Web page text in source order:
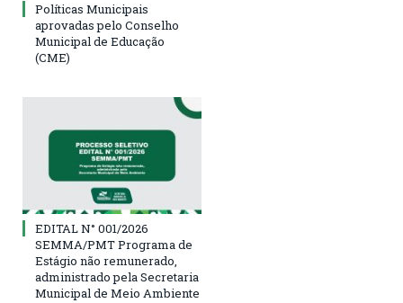
Políticas Municipais
aprovadas pelo Conselho
Municipal de Educação
(CME)
EDITAL N° 001/2026
SEMMA/PMT Programa de
Estágio não remunerado,
administrado pela Secretaria
Municipal de Meio Ambiente